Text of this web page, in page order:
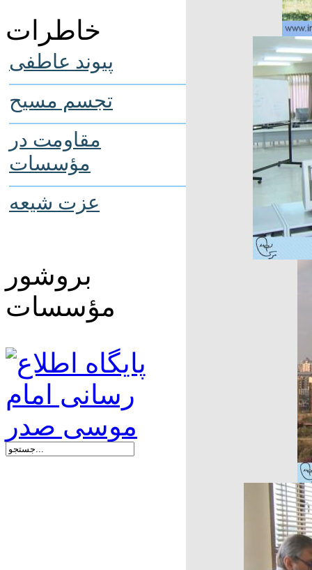
انتشار و عرضۀ آن‌ها به
خاطرات
پیوند عاطفی
تجسم مسیح
مقاومت در
مؤسسات
عزت شیعه
بروشور
مؤسسات